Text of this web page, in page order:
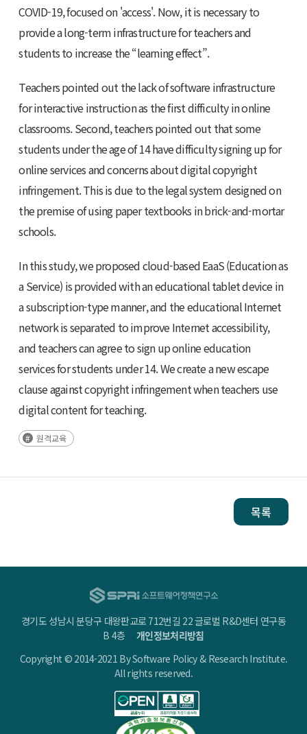
COVID-19, focused on 'access'. Now, it is necessary to
provide a long-term infrastructure for teachers and
students to increase the “learning effect”.
Teachers pointed out the lack of software infrastructure
for interactive instruction as the first difficulty in online
classrooms. Second, teachers pointed out that some
students under the age of 14 have difficulty signing up for
online services and concerns about digital copyright
infringement. This is due to the legal system designed on
the premise of using paper textbooks in brick-and-mortar
schools.
In this study, we proposed cloud-based EaaS (Education as
a Service) is provided with an educational tablet device in
a subscription-type manner, and the educational Internet
network is separated to improve Internet accessibility,
and teachers can agree to sign up online education
services for students under 14. We create a new escape
clause against copyright infringement when teachers use
digital content for teaching.
원격교육
목록
경기도 성남시 분당구 대왕판교로 712번길 22 글로벌 R&D센터 연구동
B 4층개인정보처리방침
Copyright © 2014-2021 By Software Policy & Research Institute.
All rights reserved.